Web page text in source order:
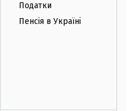
Податки
Пенсія в Україні